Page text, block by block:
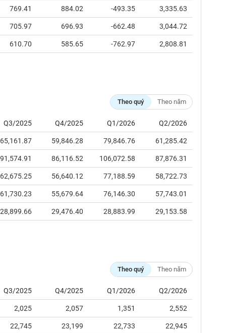
769.41 884.02 -493.35 3,335.63
705.97 696.93 -662.48 3,044.72
610.70 585.65 -762.97 2,808.81
Theo quý Theo năm
Q3/2025 Q4/2025 Q1/2026 Q2/2026
65,161.87 59,846.28 79,846.76 61,285.42
91,574.91 86,116.52 106,072.58 87,876.31
62,675.25 56,640.12 77,188.59 58,722.73
61,730.23 55,679.64 76,146.30 57,743.01
28,899.66 29,476.40 28,883.99 29,153.58
Theo quý Theo năm
Q3/2025 Q4/2025 Q1/2026 Q2/2026
2,025 2,057 1,351 2,552
22,745 23,199 22,733 22,945